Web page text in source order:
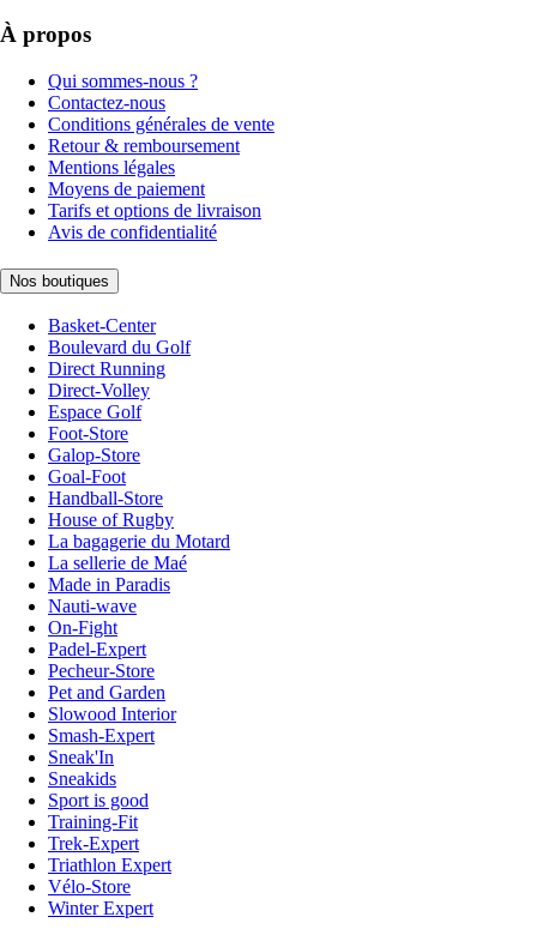
À propos
Qui sommes-nous ?
Contactez-nous
Conditions générales de vente
Retour & remboursement
Mentions légales
Moyens de paiement
Tarifs et options de livraison
Avis de confidentialité
Nos boutiques
Basket-Center
Boulevard du Golf
Direct Running
Direct-Volley
Espace Golf
Foot-Store
Galop-Store
Goal-Foot
Handball-Store
House of Rugby
La bagagerie du Motard
La sellerie de Maé
Made in Paradis
Nauti-wave
On-Fight
Padel-Expert
Pecheur-Store
Pet and Garden
Slowood Interior
Smash-Expert
Sneak'In
Sneakids
Sport is good
Training-Fit
Trek-Expert
Triathlon Expert
Vélo-Store
Winter Expert